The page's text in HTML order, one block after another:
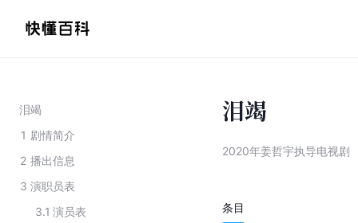
泪竭
1 剧情简介
2 播出信息
3 演职员表
3.1 演员表
泪竭
2020年姜哲宇执导电视剧
条目